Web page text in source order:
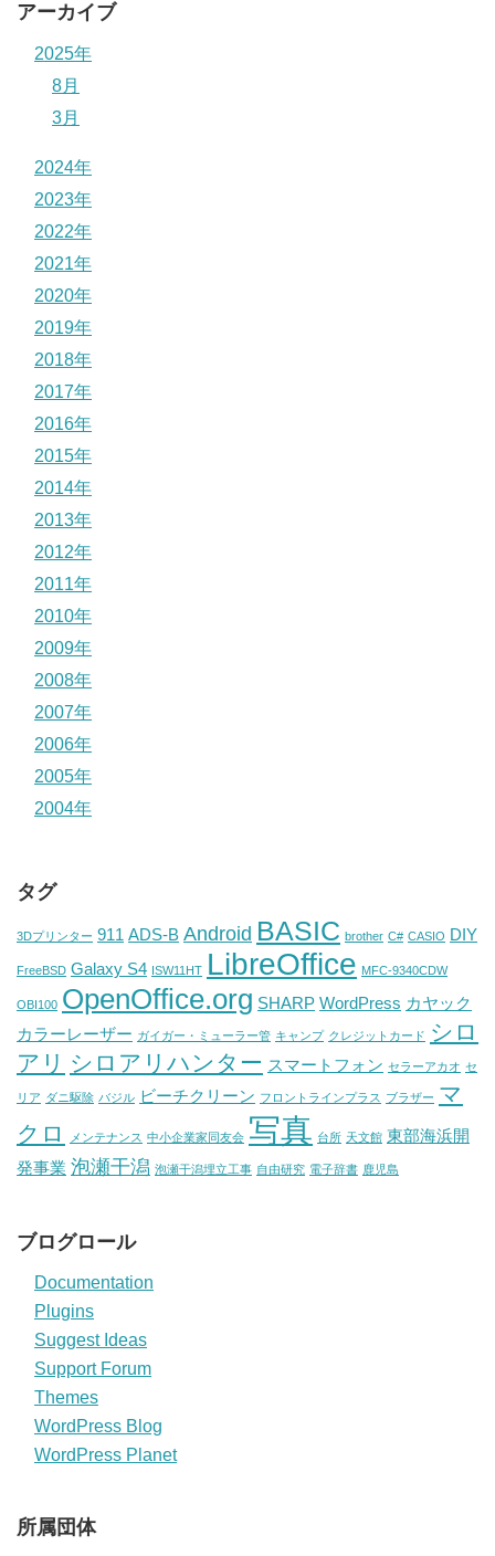
アーカイブ
2025年
8月
3月
2024年
2023年
2022年
2021年
2020年
2019年
2018年
2017年
2016年
2015年
2014年
2013年
2012年
2011年
2010年
2009年
2008年
2007年
2006年
2005年
2004年
タグ
3Dプリンター 911 ADS-B Android BASIC brother C# CASIO DIY
FreeBSD Galaxy S4 ISW11HT LibreOffice MFC-9340CDW
OBI100 OpenOffice.org SHARP WordPress カヤック
カラーレーザー ガイガー・ミューラー管 キャンプ クレジットカード シロ
アリ シロアリハンター スマートフォン セラーアカオ セ
リア ダニ駆除 バジル ビーチクリーン フロントラインプラス ブラザー マ
クロ
メンテナンス 中小企業家同友会 写真 台所 天文館 東部海浜開
発事業 泡瀬干潟 泡瀬干潟埋立工事 自由研究 電子辞書 鹿児島
ブログロール
Documentation
Plugins
Suggest Ideas
Support Forum
Themes
WordPress Blog
WordPress Planet
所属団体